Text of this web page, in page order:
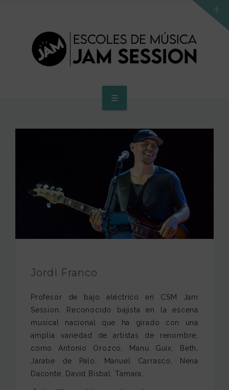
ACCES PROGRAM TO HIGHER SCHOOL
HIGHER SCHOOL
Jordi Franco
Profesor de bajo eléctrico en CSM Jam
Session. Reconocido bajista en la escena
musical nacional que ha girado con una
amplia variedad de artistas de renombre,
como Antonio Orozco, Manu Guix, Beth,
Jarabe de Palo, Manuel Carrasco, Nena
Daconte, David Bisbal, Tamara…